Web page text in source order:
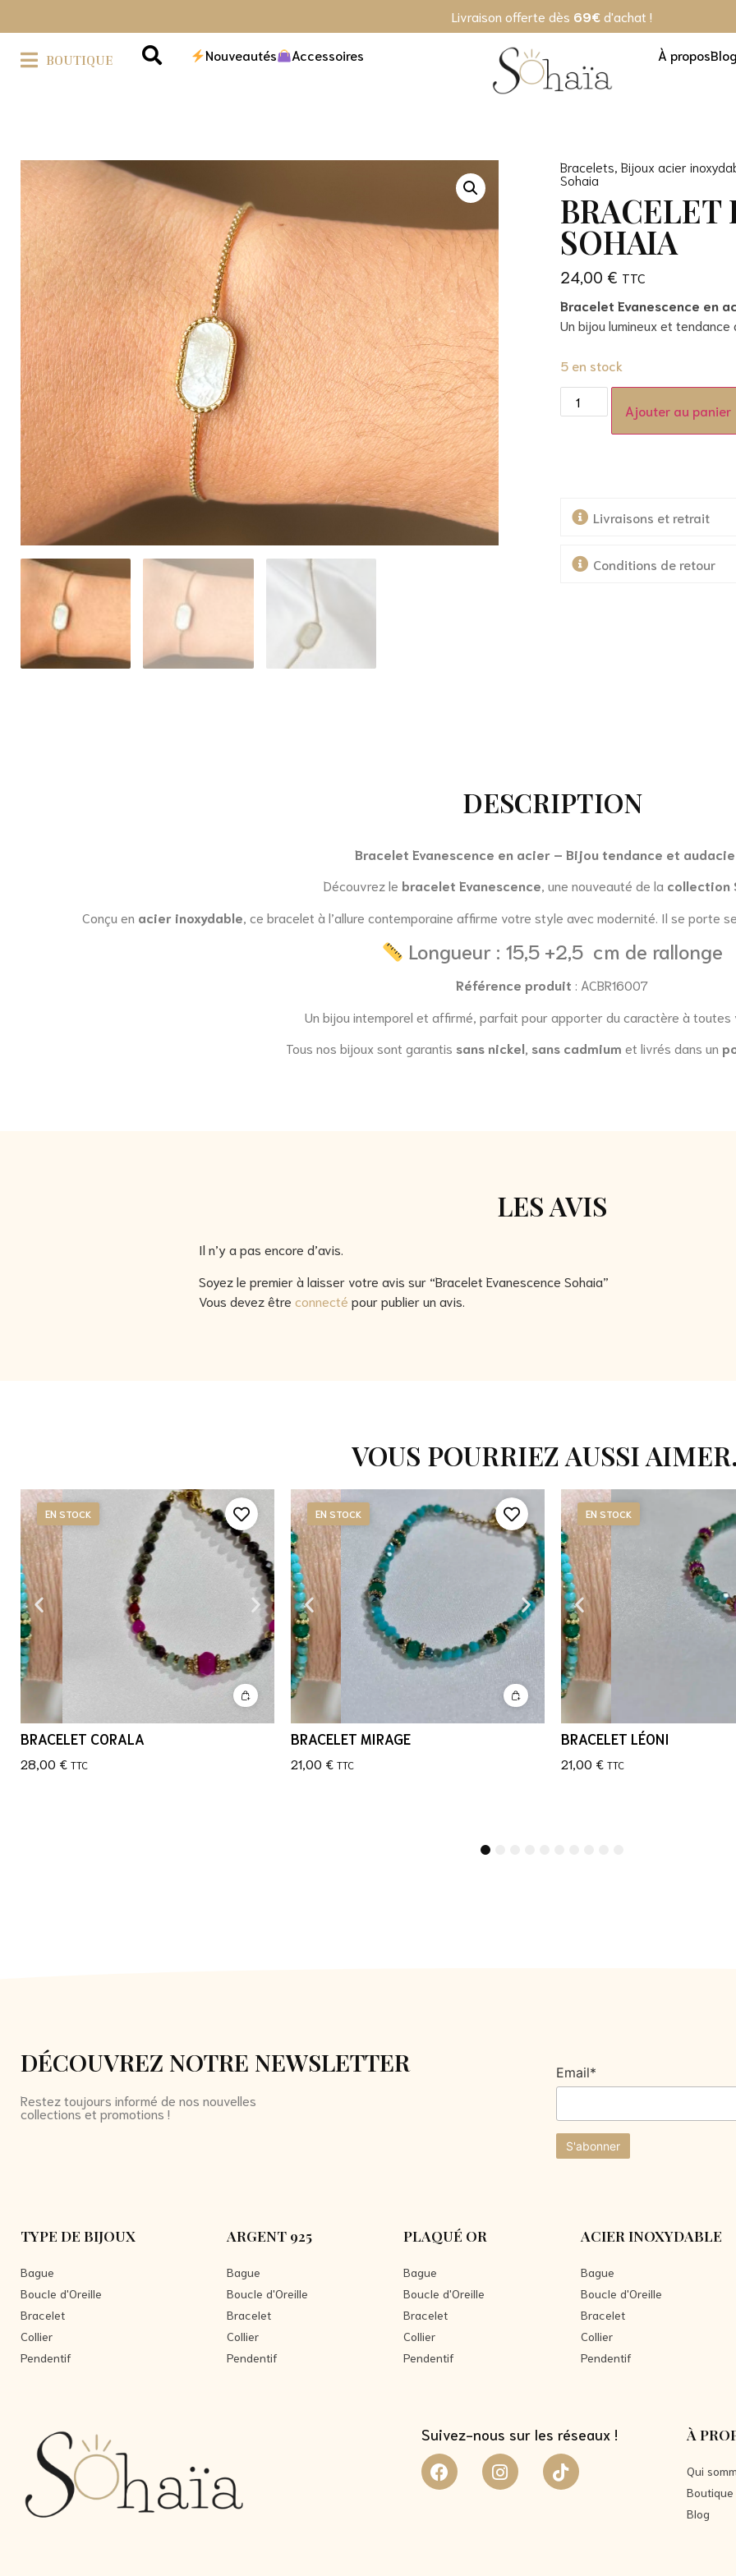
Livraison offerte dès 69€ d'achat !
BOUTIQUE Nouveautés Accessoires À propos
Bracelets ,Bijoux acier
Sohaia
BRACELET
SOHAIA
24,00 €
Bracelet Evanescence en
Un bijou lumineux et
5 en stock
Ajouter au panier
Livraisons et retrait
Conditions de retour
DESCRIPTION
Bracelet Evanescence en acier – Bijou tendance et
Découvrez le bracelet Evanescence, une nouveauté de la collection
Conçu en acier inoxydable , ce bracelet à l’allure contemporaine affirme votre style avec modernité. Il se porte
Longueur : 15,5 +2,5 cm de rallonge
Référence produit : ACBR16007
Un bijou intemporel et affirmé, parfait pour apporter du caractère à toutes
Tous nos bijoux sont garantis sans nickel, sans cadmium et livrés dans un
LES AVIS
Il n’y a pas encore d’avis.
Soyez le premier à laisser votre avis sur “Bracelet Evanescence Sohaia”
Vous devez être connecté pour publier un avis.
VOUS POURRIEZ AUSSI
EN STOCK
BRACELET CORALA
28,00 € TTC
EN STOCK
BRACELET MIRAGE
21,00 € TTC
EN STOCK
BRACELET LÉONI
21,00 € TTC
4
DÉCOUVREZ NOTRE NEWSLETTER
Restez toujours informé de nos nouvelles
collections et promotions !
Email*
TYPE DE BIJOUX
Bague
Boucle d'Oreille
Bracelet
Collier
Pendentif
ARGENT 925
Bague
Boucle d'Oreille
Bracelet
Collier
Pendentif
PLAQUÉ OR
Bague
Boucle d'Oreille
Bracelet
Collier
Pendentif
ACIER INOXYDABLE
Bague
Boucle d'Oreille
Bracelet
Collier
Pendentif
Suivez-nous sur les réseaux ! À
Qui
Boutique
Blog